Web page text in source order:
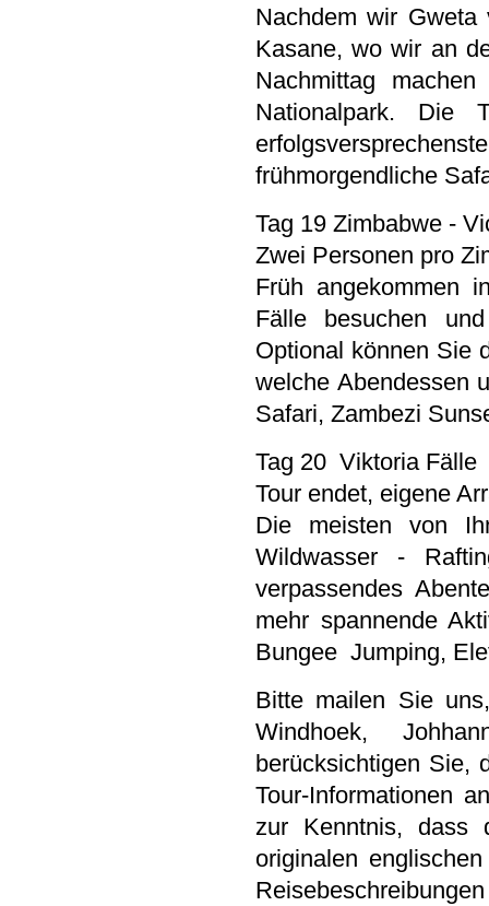
Nachdem wir Gweta
Kasane, wo wir an
Nachmittag
Nationalpark.
frühmorgendliche
Tag 19 Zimbabwe -
Zwei Personen pro
Früh angekommen
Fälle besuchen
Optional können Sie
welche Abendessen
Safari, Zambezi
Tag 20 Viktoria Fälle
Tour endet, eigene
Die meisten von
Wildwasser -
verpassendes
mehr spannende
Bungee Jumping,
Bitte mailen Sie
Windhoek,
berücksichtigen Sie,
Tour-Informationen
zur Kenntnis, dass
originalen